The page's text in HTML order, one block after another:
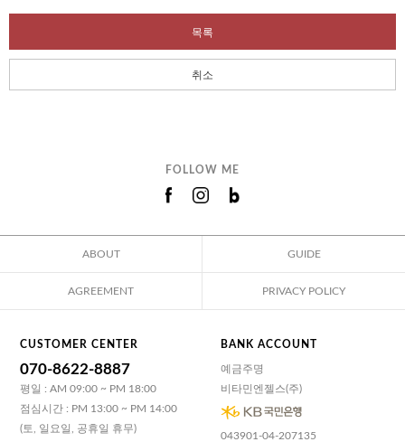
목록
취소
FOLLOW ME
ABOUT GUIDE
AGREEMENT PRIVACY POLICY
CUSTOMER CENTER
070-8622-8887
평일 : AM 09:00 ~ PM 18:00
점심시간 : PM 13:00 ~ PM 14:00
(토, 일요일, 공휴일 휴무)
BANK ACCOUNT
예금주명
비타민엔젤스(주)
043901-04-207135